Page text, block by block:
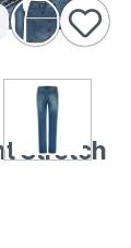
Stretch